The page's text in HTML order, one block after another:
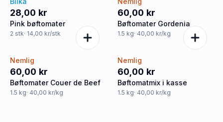
28,00 kr
Pink bøftomater
2 stk· 14,00 kr/stk
60,00 kr
Bøftomater Gordenia
1.5 kg· 40,00 kr/kg
Nemlig
60,00 kr
Bøftomater Couer de Beef
1.5 kg· 40,00 kr/kg
Nemlig
60,00 kr
Bøftomatmix i kasse
1.5 kg· 40,00 kr/kg